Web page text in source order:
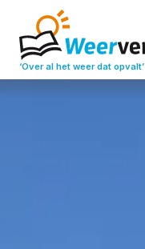
‘Over al het weer dat opvalt’